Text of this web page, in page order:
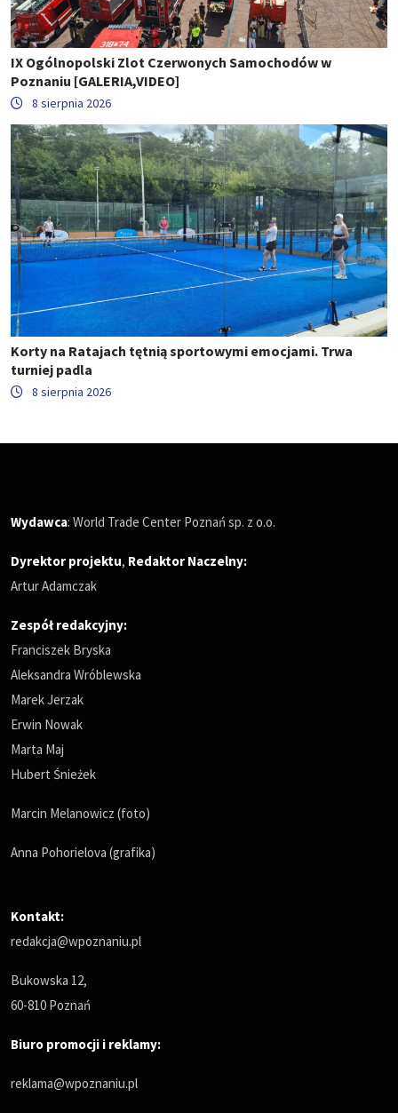
IX Ogólnopolski Zlot Czerwonych Samochodów w
Poznaniu [GALERIA,VIDEO]
8 sierpnia 2026
Korty na Ratajach tętnią sportowymi emocjami. Trwa
turniej padla
8 sierpnia 2026
Wydawca: World Trade Center Poznań sp. z o.o.
Dyrektor projektu, Redaktor Naczelny:
Artur Adamczak
Zespół redakcyjny:
Franciszek Bryska
Aleksandra Wróblewska
Marek Jerzak
Erwin Nowak
Marta Maj
Hubert Śnieżek
Marcin Melanowicz (foto)
Anna Pohorielova (grafika)
Kontakt:
redakcja@wpoznaniu.pl
Bukowska 12,
60-810 Poznań
Biuro promocji i reklamy:
reklama@wpoznaniu.pl